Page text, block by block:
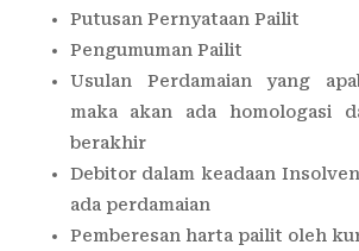
Putusan Pernyataan Pailit
Pengumuman Pailit
Usulan Perdamaian yang
maka akan ada homologasi
berakhir
Debitor dalam keadaan
ada perdamaian
Pemberesan harta pailit oleh